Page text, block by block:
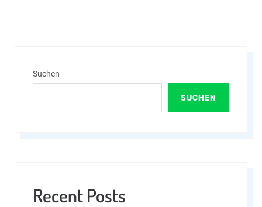
Suchen
SUCHEN
Recent Posts